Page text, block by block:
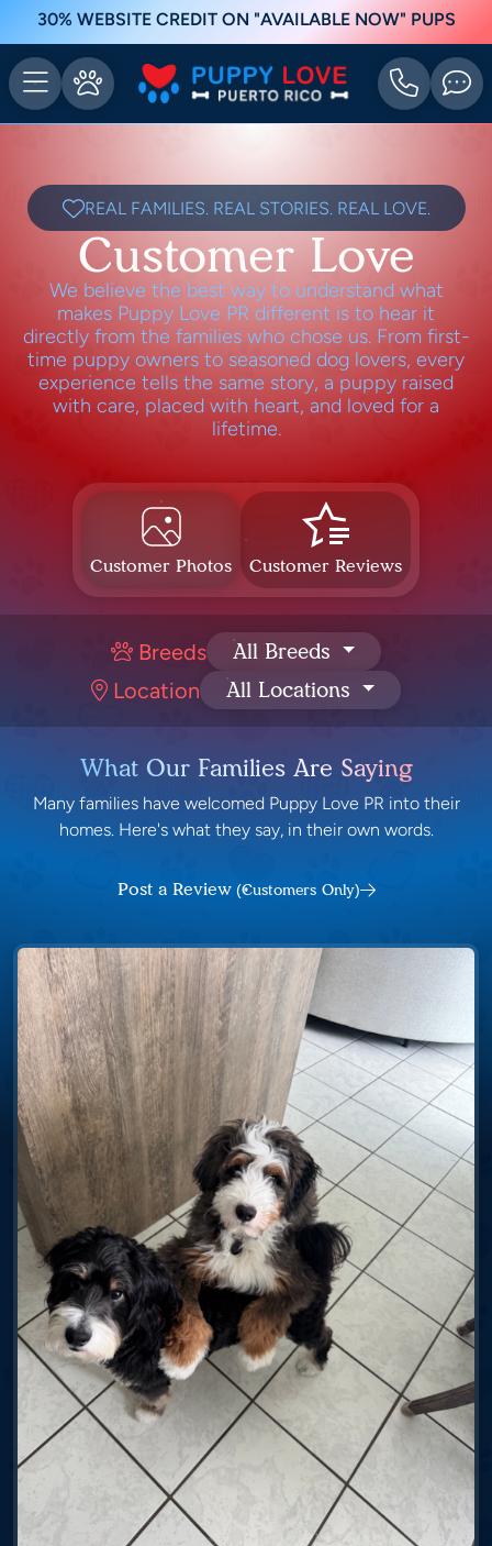
30% WEBSITE CREDIT ON "AVAILABLE NOW" PUPS
REAL FAMILIES. REAL STORIES. REAL LOVE.
Customer Love
We believe the best way to understand what
makes Puppy Love PR different is to hear it
directly from the families who chose us. From first-
time puppy owners to seasoned dog lovers, every
experience tells the same story, a puppy raised
with care, placed with heart, and loved for a
lifetime.
Customer Photos Customer Reviews
Breeds All Breeds
Location All Locations
What Our Families Are Saying
Many families have welcomed Puppy Love PR into their
homes. Here's what they say, in their own words.
Post a Review (Customers Only)